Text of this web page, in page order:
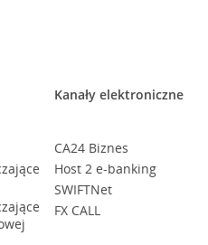
Kanały elektroniczne
CA24 Biznes
Host 2 e-banking
SWIFTNet
FX CALL